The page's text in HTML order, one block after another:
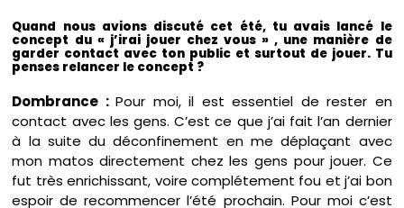
Quand nous avions discuté cet été, tu avais lancé le
concept du « j’irai jouer chez vous » , une manière de
garder contact avec ton public et surtout de jouer. Tu
penses relancer le concept ?
Dombrance :Pour moi, il est essentiel de rester en
contact avec les gens. C’est ce que j’ai fait l’an dernier
à la suite du déconfinement en me déplaçant avec
mon matos directement chez les gens pour jouer. Ce
fut très enrichissant, voire complétement fou et j’ai bon
espoir de recommencer l’été prochain. Pour moi c’est